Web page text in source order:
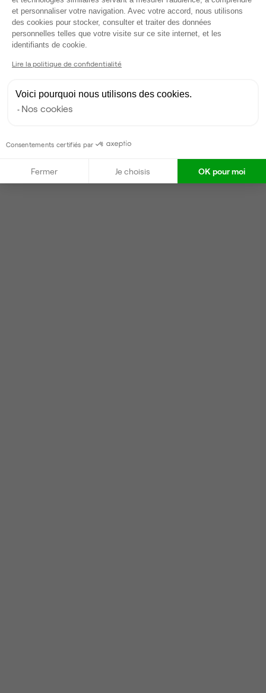
Partenaire depuis 2022
Répond en moins d'une heure
Taux de réponse : 57%
et personnaliser votre navigation. Avec votre accord, nous utilisons
des cookies pour stocker, consulter et traiter des données
personnelles telles que votre visite sur ce site internet, et les
identifiants de cookie.
Lire la politique de confidentialité
Voici pourquoi nous utilisons des cookies.
Nos cookies
Consentements certifiés par
Fermer Je choisis OK pour moi